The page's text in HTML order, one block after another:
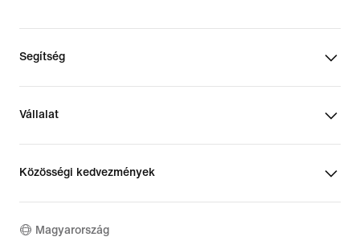
Segítség
Vállalat
Közösségi kedvezmények
Magyarország